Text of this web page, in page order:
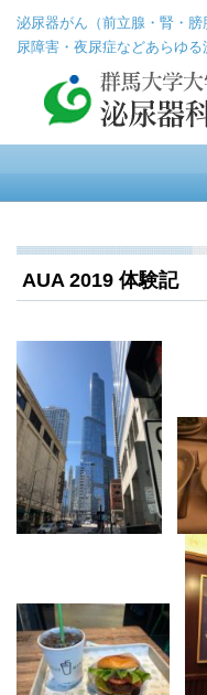
泌尿器がん（前立腺・腎・
尿障害・夜尿症などあらゆる
AUA 2019 体験記